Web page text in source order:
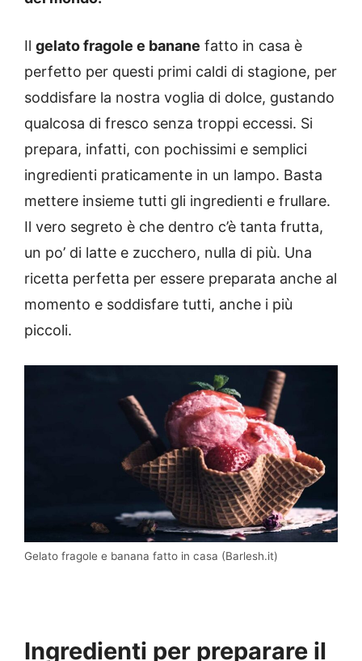
Il gelato fragole e banane fatto in casa è
perfetto per questi primi caldi di stagione, per
soddisfare la nostra voglia di dolce, gustando
qualcosa di fresco senza troppi eccessi. Si
prepara, infatti, con pochissimi e semplici
ingredienti praticamente in un lampo. Basta
mettere insieme tutti gli ingredienti e frullare.
Il vero segreto è che dentro c’è tanta frutta,
un po’ di latte e zucchero, nulla di più. Una
ricetta perfetta per essere preparata anche al
momento e soddisfare tutti, anche i più
piccoli.
Gelato fragole e banana fatto in casa (Barlesh.it)
Ingredienti per preparare il